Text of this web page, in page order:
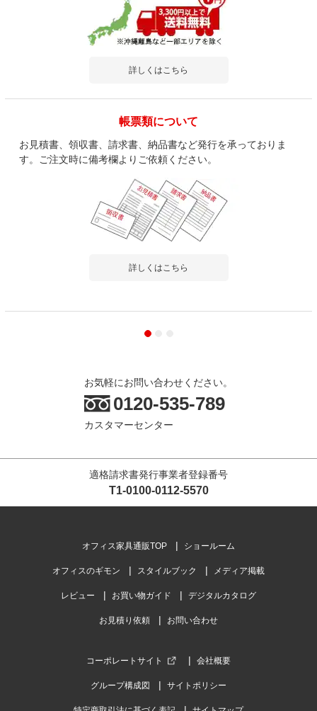
すべてのお客様のコメント見る
レビュー数1件
平均評価5.0
購入確認済み
しっかりした作りで良かったです。
線機能付き A4対応 幅792×奥行350×高さ
4.4
ご購入者様
購入確認済み
すでにデスクを購入していたので、そのデスクに適合する本製品
ご購
すべてのお客様のコメント見る
詳しくはこちら
帳票類について
お見積書、領収書、請求書、納品書など発行を承っておりま
す。ご注文時に備考欄よりご依頼ください。
詳しくはこちら
お気軽にお問い合わせください。
0120-535-789
カスタマーセンター
適格請求書発行事業者登録番号
T1-0100-0112-5570
オフィス家具通販TOP ショールーム
オフィスのギモン スタイルブック メディア掲載
レビュー お買い物ガイド デジタルカタログ
お見積り依頼 お問い合わせ
コーポレートサイト 会社概要
グループ構成図 サイトポリシー